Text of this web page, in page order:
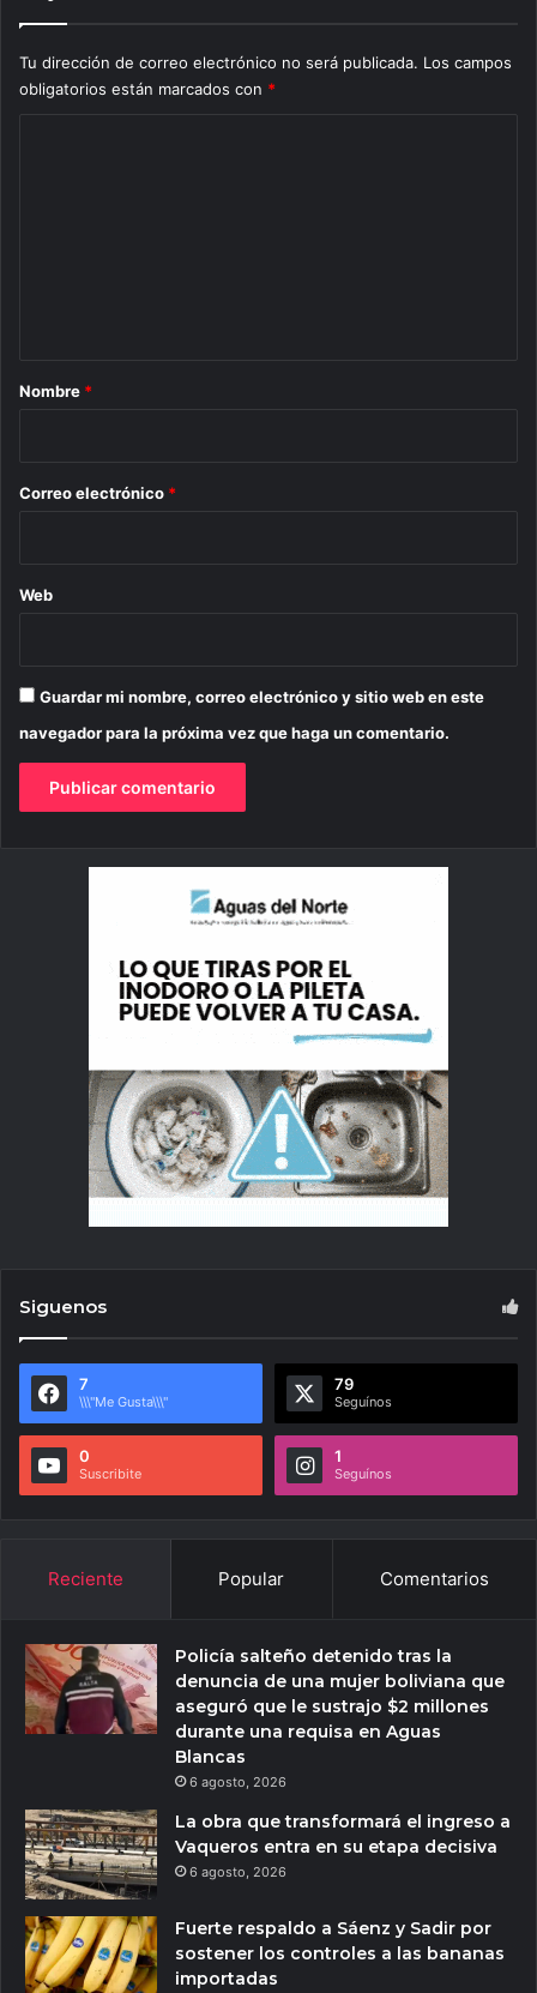
Tu dirección de correo electrónico no será publicada. Los campos
obligatorios están marcados con *
r
*
Nombre *
Correo electrónico *
Web
Guardar mi nombre, correo electrónico y sitio web en este
navegador para la próxima vez que haga un comentario.
Siguenos
7
\\\"Me Gusta\\\"
79
Seguínos
0
Suscribite
1
Seguínos
Reciente Popular Comentarios
Policía salteño detenido tras la
denuncia de una mujer boliviana que
aseguró que le sustrajo $2 millones
durante una requisa en Aguas
Blancas
6 agosto, 2026
La obra que transformará el ingreso a
Vaqueros entra en su etapa decisiva
6 agosto, 2026
Fuerte respaldo a Sáenz y Sadir por
sostener los controles a las bananas
importadas